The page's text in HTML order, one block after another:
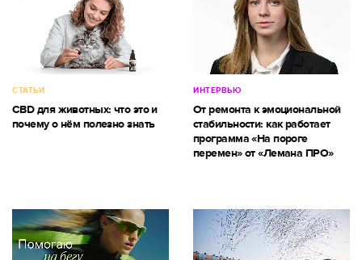
СТАТЬИ
CBD для животных: что это и
почему о нём полезно знать
ИНТЕРВЬЮ
От ремонта к эмоциональной
стабильности: как работает
программа «На пороге
перемен» от «Лемана ПРО»